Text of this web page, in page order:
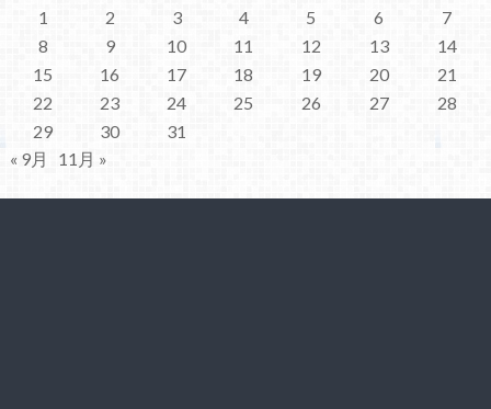
1
2 3 4 5 6
7
8
9 10 11 12 13
14
15
16 17 18 19 20
21
22
23 24 25 26 27
28
29
30
31
« 9月
11月 »